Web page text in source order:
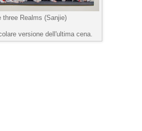
three Realms (Sanjie)
versione dell'ultima cena.